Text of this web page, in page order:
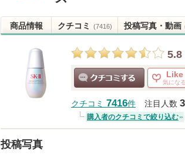
あります
商品情報 クチコミ (7416) 投稿写真・動画
5.8
Like
気になる
クチコミ 7416件 注目人数
購入者のクチコミで絞り込む
投稿写真